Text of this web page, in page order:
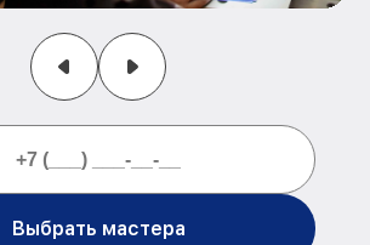
Выбрать мастера